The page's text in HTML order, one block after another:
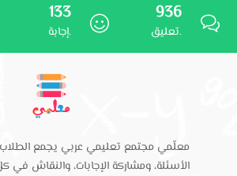
936
تعليق.
133
إجابة.
معلّمي مجتمع تعليمي عربي يجمع
الأسئلة، ومشاركة الإجابات، والنقاش